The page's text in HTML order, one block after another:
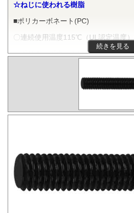
☆ねじに使われる樹脂
■ポリカーボネート(PC)
〇連続使用温度115℃（UL認定温度
ポリカーボネートは非晶性のエン
どをバランスよく備え、かつ透明で
ら、電気・電子分野から自動車、医
■ポリフェニレンサルファイド(PPS)
す。優れた耐熱性を有し、高温度雰
も物性劣化はほとんどありません。
特性、電気的特性、および寸法安定
部品、自動車部品、化学機械部品な
続きを見る